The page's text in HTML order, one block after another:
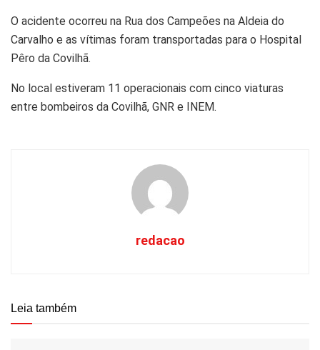
O acidente ocorreu na Rua dos Campeões na Aldeia do
Carvalho e as vítimas foram transportadas para o Hospital
Pêro da Covilhã.
No local estiveram 11 operacionais com cinco viaturas
entre bombeiros da Covilhã, GNR e INEM.
redacao
Leia também